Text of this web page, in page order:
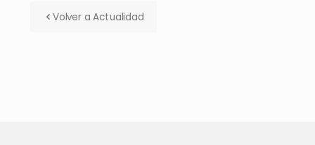
Volver a Actualidad